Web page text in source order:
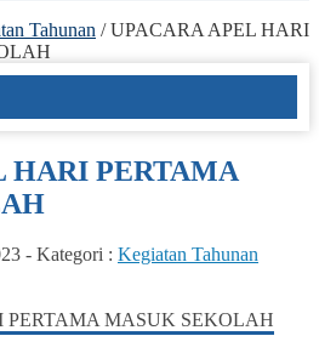
Tahunan /UPACARA APEL HARI
HARI PERTAMA
- Kategori : Kegiatan Tahunan